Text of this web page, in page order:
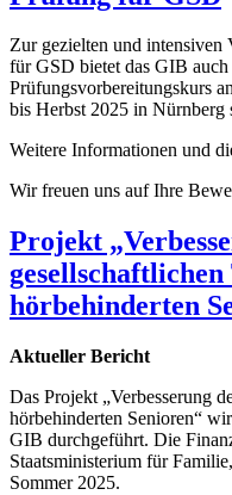
Zur gezielten und intensiven
für GSD bietet das GIB
Prüfungsvorbereitungskurs
bis Herbst 2025 in Nürnberg
Weitere Informationen und
Wir freuen uns auf Ihre
Projekt
hörbehinderten
Aktueller Bericht
Das Projekt „Verbesserung
hörbehinderten Senioren“
GIB durchgeführt. Die
Staatsministerium für
Sommer 2025.